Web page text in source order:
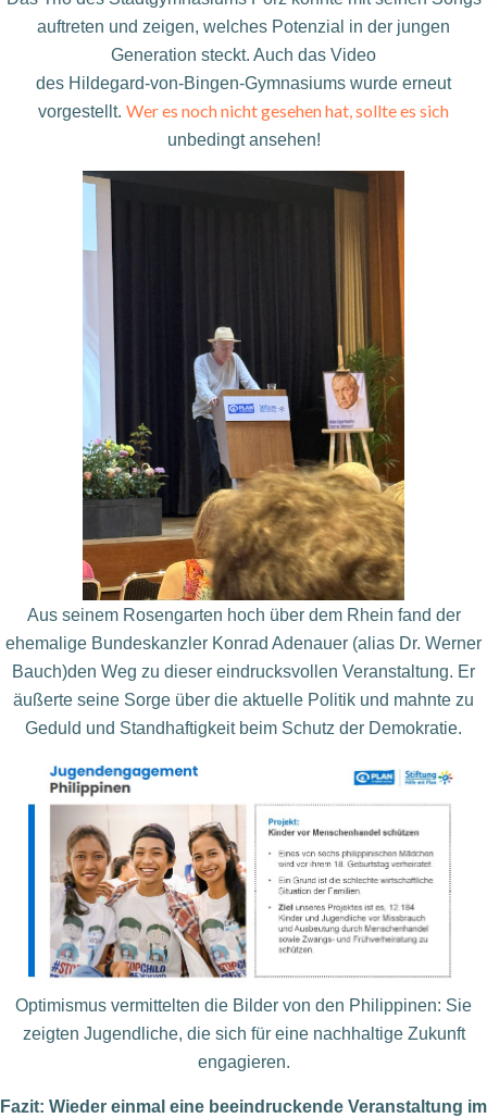
auftreten und zeigen, welches Potenzial in der jungen
Generation steckt. Auch das Video
des Hildegard-von-Bingen-Gymnasiums wurde erneut
vorgestellt. Wer es noch nicht gesehen hat, sollte es sich
unbedingt ansehen!
Aus seinem Rosengarten hoch über dem Rhein fand der
ehemalige Bundeskanzler Konrad Adenauer (alias Dr. Werner
Bauch)den Weg zu dieser eindrucksvollen Veranstaltung. Er
äußerte seine Sorge über die aktuelle Politik und mahnte zu
Geduld und Standhaftigkeit beim Schutz der Demokratie.
Optimismus vermittelten die Bilder von den Philippinen: Sie
zeigten Jugendliche, die sich für eine nachhaltige Zukunft
engagieren.
Fazit: Wieder einmal eine beeindruckende Veranstaltung im